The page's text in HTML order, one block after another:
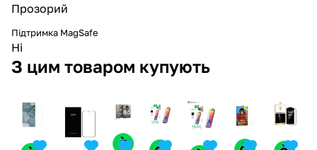
Прозорий
Підтримка MagSafe
Ні
З цим товаром купують